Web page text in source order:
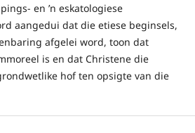
en ’n eskatologiese
aangedui dat die etiese beginsels,
afgelei word, toon dat
is en dat Christene die
hof ten opsigte van die